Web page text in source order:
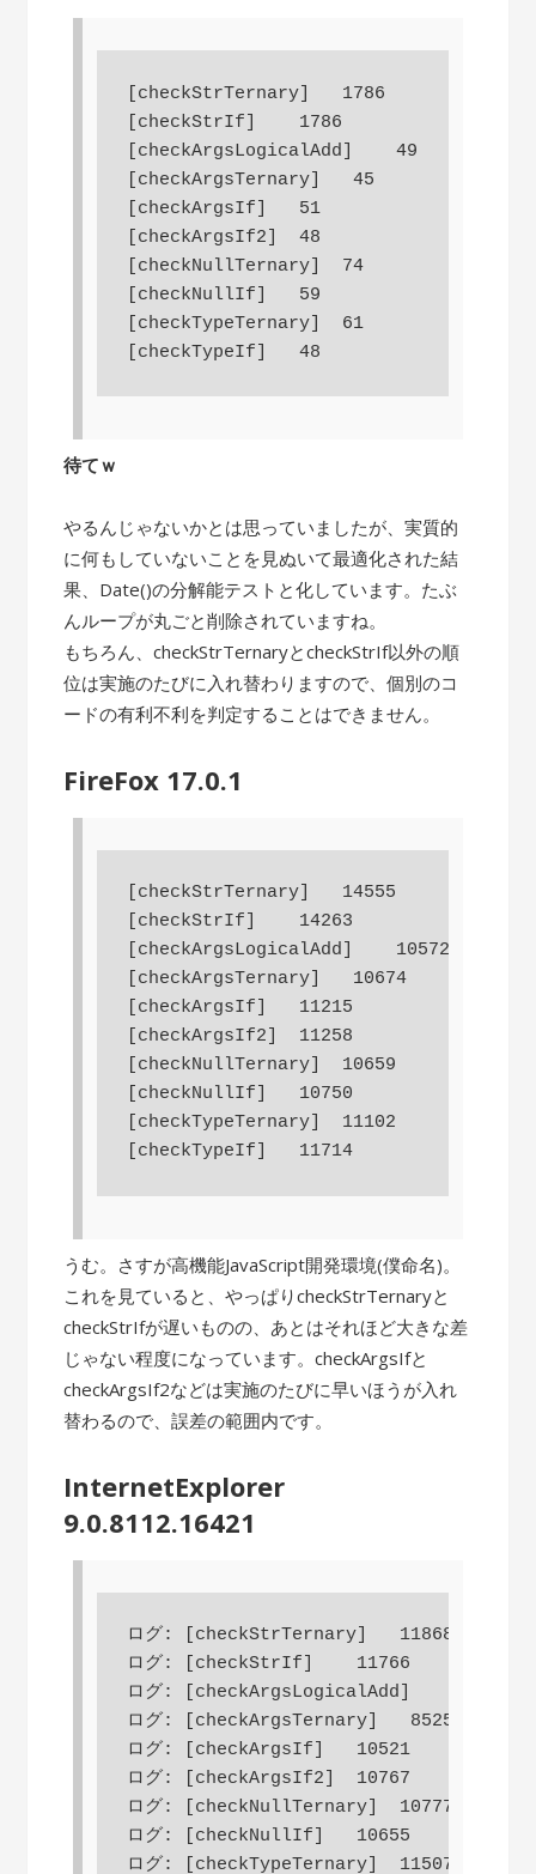
[checkStrTernary]   1786
[checkStrIf]    1786
[checkArgsLogicalAdd]    49
[checkArgsTernary]   45
[checkArgsIf]   51
[checkArgsIf2]  48
[checkNullTernary]  74
[checkNullIf]   59
[checkTypeTernary]  61
待てｗ
やるんじゃないかとは思っていましたが、実質的
に何もしていないことを見ぬいて最適化された結
果、Date()の分解能テストと化しています。たぶ
んループが丸ごと削除されていますね。
もちろん、checkStrTernaryとcheckStrIf以外の順
位は実施のたびに入れ替わりますので、個別のコ
ードの有利不利を判定することはできません。
FireFox 17.0.1
[checkStrTernary]   14555
[checkStrIf]    14263
[checkArgsLogicalAdd]    10572
[checkArgsTernary]   10674
[checkArgsIf]   11215
[checkArgsIf2]  11258
[checkNullTernary]  10659
[checkNullIf]   10750
[checkTypeTernary]  11102
[checkTypeIf]   11714
うむ。さすが高機能JavaScript開発環境(僕命名)。
これを見ていると、やっぱりcheckStrTernaryと
checkStrIfが遅いものの、あとはそれほど大きな差
じゃない程度になっています。checkArgsIfと
checkArgsIf2などは実施のたびに早いほうが入れ
替わるので、誤差の範囲内です。
InternetExplorer
9.0.8112.16421
ログ: [checkStrTernary]   11868
ログ: [checkStrIf]    11766
ログ: [checkArgsLogicalAdd]    8618
ログ: [checkArgsTernary]   8525
ログ: [checkArgsIf]   10521
ログ: [checkArgsIf2]  10767
ログ: [checkNullTernary]  10777
ログ: [checkNullIf]   10655
ログ: [checkTypeTernary]  11507